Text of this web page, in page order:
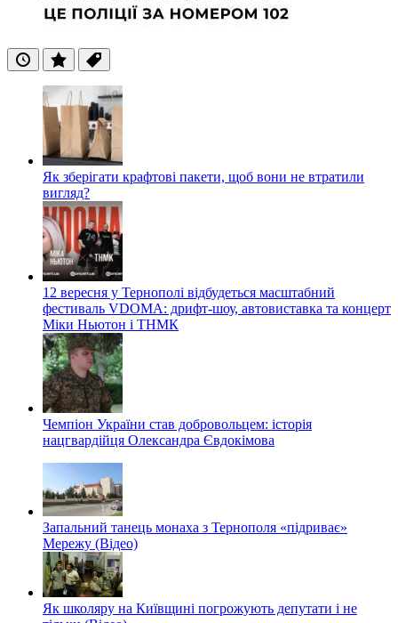
ОстанніПопулярні
Теги
Як зберігати крафтові пакети, щоб вони не втратили
вигляд?
12 вересня у Тернополі відбудеться масштабний
фестиваль VDOMA: дрифт-шоу, автовиставка та концерт
Міки Ньютон і ТНМК
Чемпіон України став добровольцем: історія
нацгвардійця Олександра Євдокімова
Запальний танець монаха з Тернополя «підриває»
Мережу (Відео)
Як школяру на Київщині погрожують депутати і не